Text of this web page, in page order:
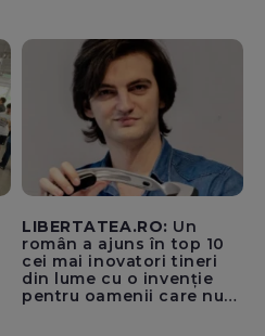
pentru instaurarea
„cenzurii” pe platforma X
LIBERTATEA.RO: Un
român a ajuns în top 10
cei mai inovatori tineri
din lume cu o invenție
pentru oamenii care nu